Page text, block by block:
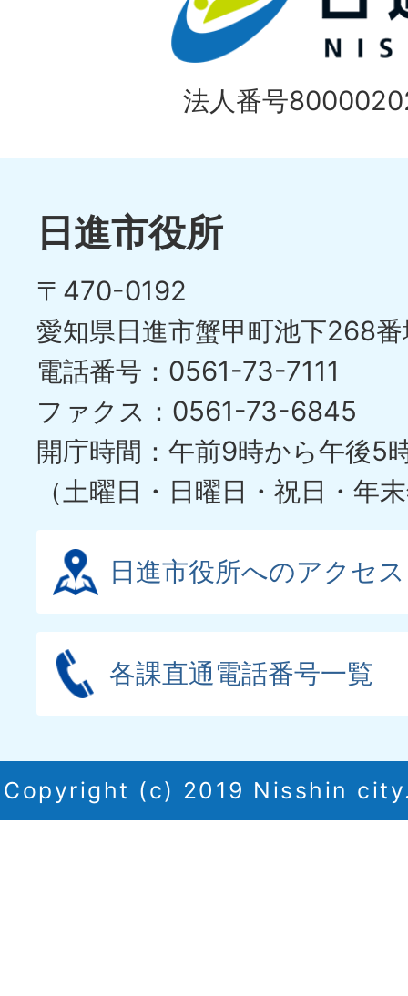
法人番号
日進市役所
〒470-0192
愛知県日進市蟹甲町池下268
電話番号：0561-73-7111
ファクス：0561-73-6845
開庁時間：午前9時から午後5
（土曜日・日曜日・祝日・年
日進市役所へのアクセス
各課直通電話番号一覧
Copyright (c) 2019 Nisshin